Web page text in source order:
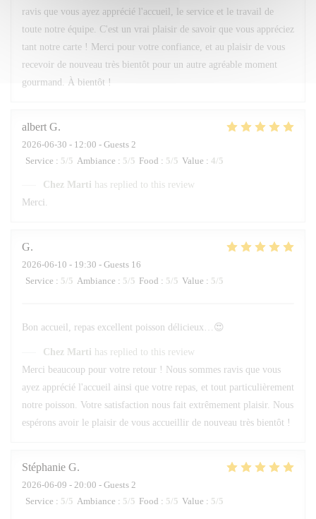
ravis que vous ayez apprécié l'accueil, le service et le travail de
toute notre équipe. C'est un vrai plaisir de savoir que vous appréciez
tant notre carte ! Merci pour votre confiance, et au plaisir de vous
recevoir de nouveau très bientôt pour un autre agréable moment
gourmand. À bientôt !
albert G
2026-06-30 - 12:00 - Guests 2
Service : 5/5 Ambiance : 5/5 Food : 5/5 Value : 4/5
Chez Marti has replied to this review
Merci.
G
2026-06-10 - 19:30 - Guests 16
Service : 5/5 Ambiance : 5/5 Food : 5/5 Value : 5/5
Bon accueil, repas excellent poisson délicieux…😍
Chez Marti has replied to this review
Merci beaucoup pour votre retour ! Nous sommes ravis que vous
ayez apprécié l'accueil ainsi que votre repas, et tout particulièrement
notre poisson. Votre satisfaction nous fait extrêmement plaisir. Nous
espérons avoir le plaisir de vous accueillir de nouveau très bientôt !
Stéphanie G
2026-06-09 - 20:00 - Guests 2
Service : 5/5 Ambiance : 5/5 Food : 5/5 Value : 5/5